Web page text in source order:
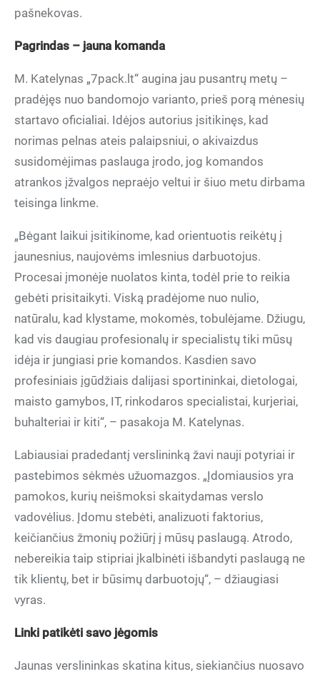
pašnekovas.
Pagrindas – jauna komanda
M. Katelynas „7pack.lt“ augina jau pusantrų metų –
pradėjęs nuo bandomojo varianto, prieš porą mėnesių
startavo oficialiai. Idėjos autorius įsitikinęs, kad
norimas pelnas ateis palaipsniui, o akivaizdus
susidomėjimas paslauga įrodo, jog komandos
atrankos įžvalgos nepraėjo veltui ir šiuo metu dirbama
teisinga linkme.
„Bėgant laikui įsitikinome, kad orientuotis reikėtų į
jaunesnius, naujovėms imlesnius darbuotojus.
Procesai įmonėje nuolatos kinta, todėl prie to reikia
gebėti prisitaikyti. Viską pradėjome nuo nulio,
natūralu, kad klystame, mokomės, tobulėjame. Džiugu,
kad vis daugiau profesionalų ir specialistų tiki mūsų
idėja ir jungiasi prie komandos. Kasdien savo
profesiniais įgūdžiais dalijasi sportininkai, dietologai,
maisto gamybos, IT, rinkodaros specialistai, kurjeriai,
buhalteriai ir kiti“, – pasakoja M. Katelynas.
Labiausiai pradedantį verslininką žavi nauji potyriai ir
pastebimos sėkmės užuomazgos. „Įdomiausios yra
pamokos, kurių neišmoksi skaitydamas verslo
vadovėlius. Įdomu stebėti, analizuoti faktorius,
keičiančius žmonių požiūrį į mūsų paslaugą. Atrodo,
nebereikia taip stipriai įkalbinėti išbandyti paslaugą ne
tik klientų, bet ir būsimų darbuotojų“, – džiaugiasi
vyras.
Linki patikėti savo jėgomis
Jaunas verslininkas skatina kitus, siekiančius nuosavo